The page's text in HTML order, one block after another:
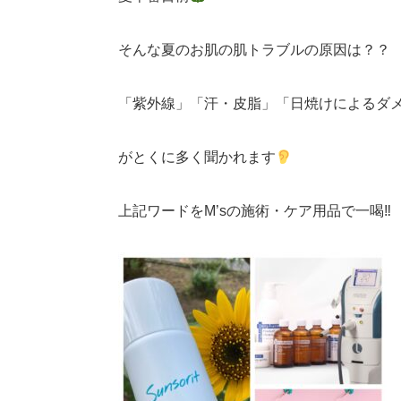
そんな夏のお肌の肌トラブルの原因は？？
「紫外線」「汗・皮脂」「日焼けによるダ
がとくに多く聞かれます
上記ワードをM’sの施術・ケア用品で一喝‼︎